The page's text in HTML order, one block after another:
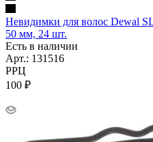
Невидимки для волос Dewal
50 мм, 24 шт.
Есть в наличии
Арт.: 131516
РРЦ
100 ₽